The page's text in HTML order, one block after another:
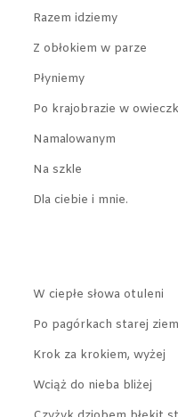
Razem idziemy
Z obłokiem w parze
Płyniemy
Po krajobrazie w
Namalowanym
Na szkle
Dla ciebie i mnie.
W ciepłe słowa otuleni
Po pagórkach starej
Krok za krokiem, wyżej
Wciąż do nieba bliżej